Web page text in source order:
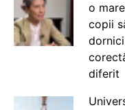
o
copii
diferit